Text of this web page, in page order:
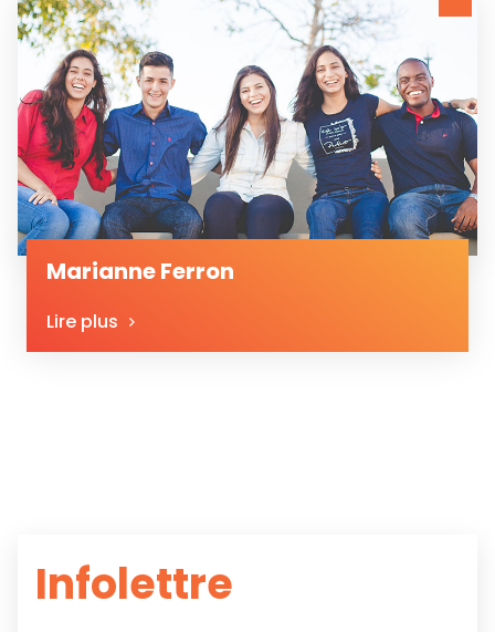
Marianne Ferron
Lire plus
Infolettre